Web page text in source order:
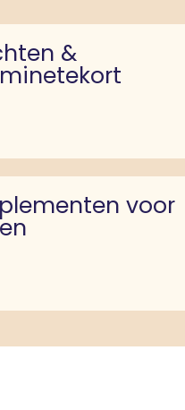
&
voor